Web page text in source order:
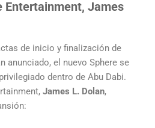
Entertainment, James
de inicio y finalización de
anunciado, el nuevo Sphere se
dentro de Abu Dabi.
James L. Dolan,